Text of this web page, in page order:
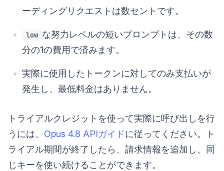
ーディングリクエストは数セントです。
low な努力レベルの短いプロンプトは、その数
分の1の費用で済みます。
実際に使用したトークンに対してのみ支払いが
発生し、最低料金はありません。
トライアルクレジットを使って実際に呼び出しを行
うには、 Opus 4.8 APIガイドに従ってください。ト
ライアル期間が終了したら、請求情報を追加し、同
じキーを使い続けることができます。